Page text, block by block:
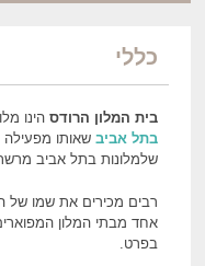
כללי
בית המלון הרודס הינו
בתל אביב שאותו
שלמלונות בתל אביב
רבים מכירים את שמו של
אחד מבתי המלון
בפרט.